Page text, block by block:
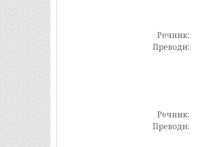
Речник:
Преводи:
Речник:
Преводи: